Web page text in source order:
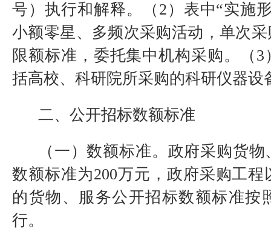
号）执行和解释。（2）表中“实施
小额零星、多频次采购活动，单次
限额标准，委托集中机构采购。（
括高校、科研院所采购的科研仪器设
二、公开招标数额标准
（一）数额标准。 政府采购货物
数额标准为200万元，政府采购工程
的货物、服务公开招标数额标准按
行。